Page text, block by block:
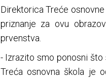
Direktorica Treće
priznanje za ovu
prvenstva.
- Izrazito smo ponosni što
Treća osnovna škola je